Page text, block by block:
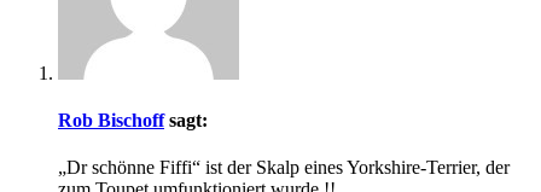
Rob Bischoffsagt:
„Dr schönne Fiffi“ ist der Skalp eines Yorkshire-Terrier, der